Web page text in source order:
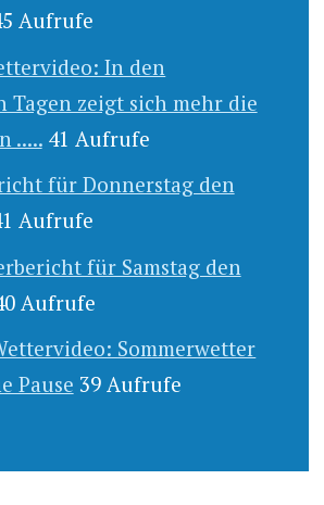
Aufrufe
In den
Tagen zeigt sich mehr die
..... 41 Aufrufe
für Donnerstag den
Aufrufe
für Samstag den
Aufrufe
Sommerwetter
Pause 39 Aufrufe